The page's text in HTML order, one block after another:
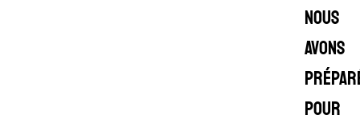
nous
avons
pour